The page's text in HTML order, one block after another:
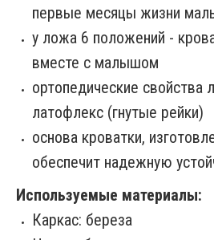
первые месяцы жизни
у ложа 6 положений -
вместе с малышом
ортопедические свойства
латофлекс (гнутые рейки)
основа кроватки,
обеспечит надежную
Используемые материалы:
Каркас: береза